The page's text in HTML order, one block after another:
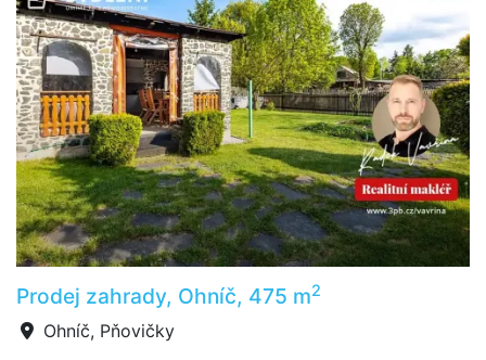
Prodej zahrady, Ohníč, 475 m2
Ohníč, Pňovičky